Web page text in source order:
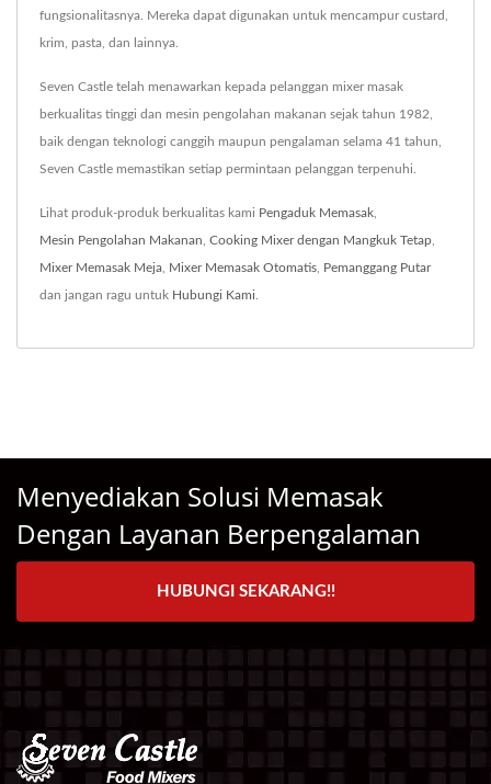
fungsionalitasnya. Mereka dapat digunakan untuk mencampur custard,
krim, pasta, dan lainnya.
Seven Castle telah menawarkan kepada pelanggan mixer masak
berkualitas tinggi dan mesin pengolahan makanan sejak tahun 1982,
baik dengan teknologi canggih maupun pengalaman selama 41 tahun,
Seven Castle memastikan setiap permintaan pelanggan terpenuhi.
Lihat produk-produk berkualitas kami Pengaduk Memasak
Mesin Pengolahan Makanan Cooking Mixer dengan Mangkuk Tetap
Mixer Memasak Meja Mixer Memasak Otomatis Pemanggang Putar
dan jangan ragu untuk Hubungi Kami
Menyediakan Solusi Memasak
Dengan Layanan Berpengalaman
HUBUNGI SEKARANG!!